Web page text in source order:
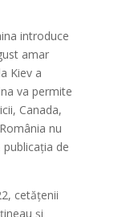
introduce
amar
Kiev a
va permite
Canada,
nu
de
cetățenii
și